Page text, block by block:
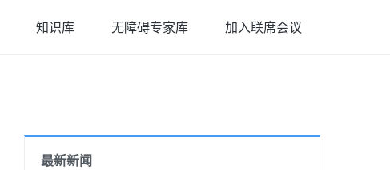
知识库 无障碍专家库 加入联席会议
最新新闻